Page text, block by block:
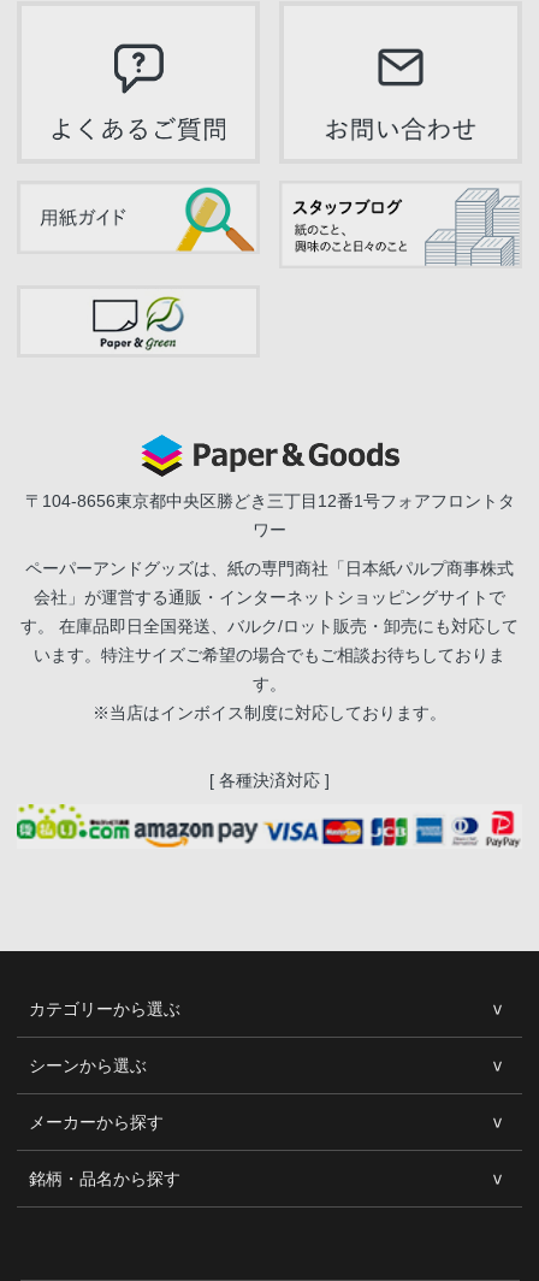
〒104-8656東京都中央区勝どき三丁目12番1号フォアフロントタ
ワー
ペーパーアンドグッズは、紙の専門商社「日本紙パルプ商事株式
会社」が運営する通販・インターネットショッピングサイトで
す。 在庫品即日全国発送、バルク/ロット販売・卸売にも対応して
います。特注サイズご希望の場合でもご相談お待ちしておりま
す。
※当店はインボイス制度に対応しております。
[ 各種決済対応 ]
カテゴリーから選ぶ
シーンから選ぶ
メーカーから探す
銘柄・品名から探す